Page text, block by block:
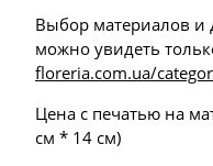
Выбор материалов и
можно увидеть
floreria.com.ua/
Цена с печатью на
см * 14 см)